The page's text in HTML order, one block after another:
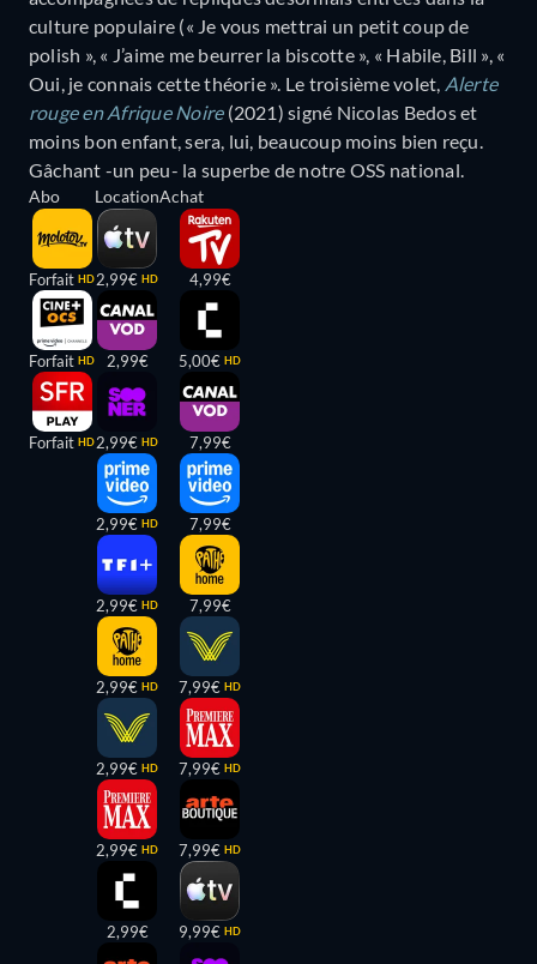
culture populaire (« Je vous mettrai un petit coup de
polish », « J’aime me beurrer la biscotte », « Habile, Bill », «
Oui, je connais cette théorie ». Le troisième volet, Alerte
rouge en Afrique Noire(2021) signé Nicolas Bedos et
moins bon enfant, sera, lui, beaucoup moins bien reçu.
Gâchant -un peu- la superbe de notre OSS national.
Abo
Forfait HD
Forfait HD
Forfait HD
Location
2,99€ HD
2,99€
2,99€ HD
2,99€ HD
2,99€ HD
2,99€ HD
2,99€ HD
2,99€ HD
2,99€
Achat
4,99€
5,00€ HD
7,99€
7,99€
7,99€
7,99€ HD
7,99€ HD
7,99€ HD
9,99€ HD